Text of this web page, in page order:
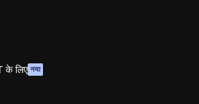
के लिए नया